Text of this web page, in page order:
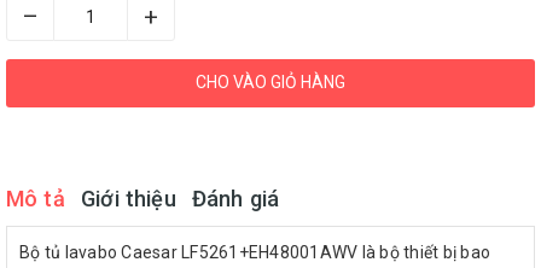
– +
CHO VÀO GIỎ HÀNG
Mô tả Giới thiệu Đánh giá
Bộ tủ lavabo Caesar LF5261+EH48001AWV là bộ thiết bị bao